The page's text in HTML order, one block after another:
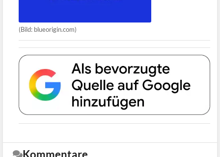
(Bild: blueorigin.com)
Kommentare